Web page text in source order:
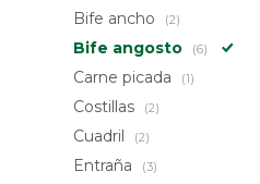
Bife ancho (2)
Bife angosto (6)
Carne picada (1)
Costillas (2)
Cuadril (2)
Entraña (3)